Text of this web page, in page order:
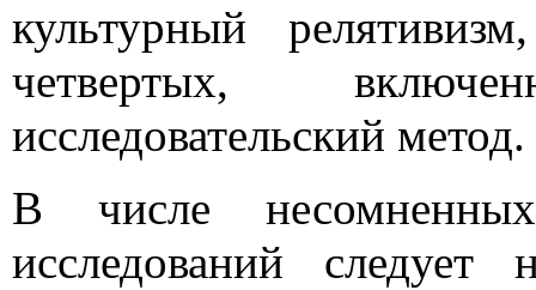
культурный
четвертых,
исследовательский метод.
В числе несомненных
исследований следует